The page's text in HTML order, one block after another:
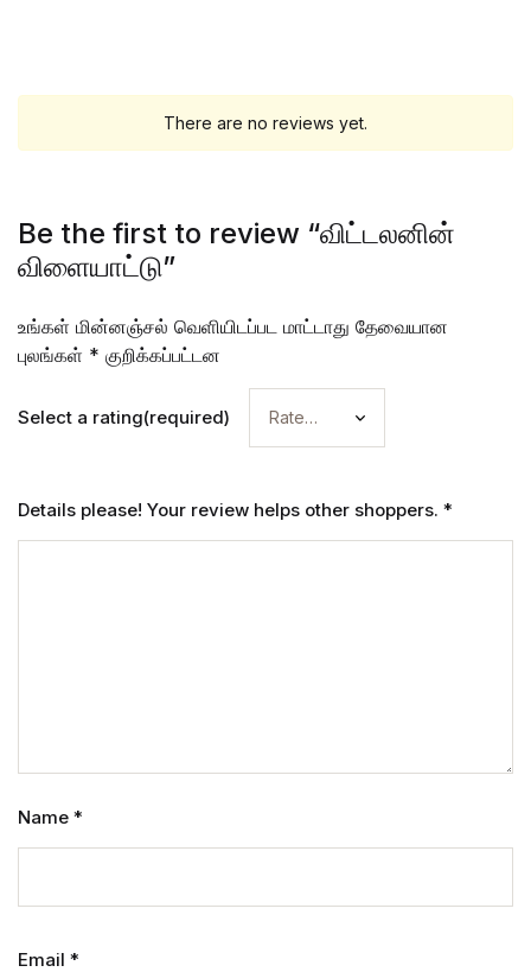
There are no reviews yet.
Be the first to review “விட்டலனின்
விளையாட்டு”
உங்கள் மின்னஞ்சல் வெளியிடப்பட மாட்டாது தேவையான
புலங்கள் * குறிக்கப்பட்டன
Select a rating(required)
Details please! Your review helps other shoppers. *
Name *
Email *